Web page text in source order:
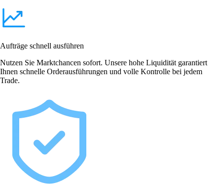
Aufträge schnell ausführen
Nutzen Sie Marktchancen sofort. Unsere hohe Liquidität garantiert
Ihnen schnelle Orderausführungen und volle Kontrolle bei jedem
Trade.